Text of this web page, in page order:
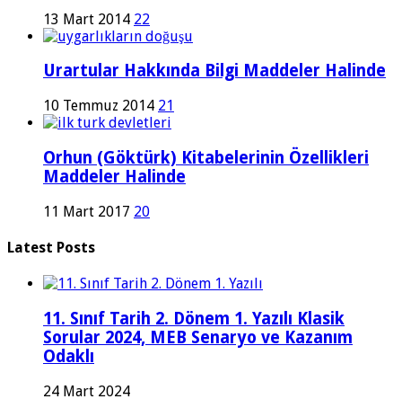
13 Mart 2014 22
Urartular Hakkında Bilgi Maddeler Halinde
10 Temmuz 2014 21
Orhun (Göktürk) Kitabelerinin Özellikleri
Maddeler Halinde
11 Mart 2017 20
Latest Posts
11. Sınıf Tarih 2. Dönem 1. Yazılı Klasik
Sorular 2024, MEB Senaryo ve Kazanım
Odaklı
24 Mart 2024